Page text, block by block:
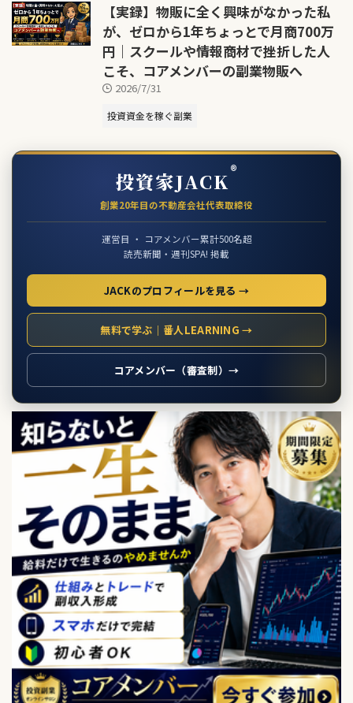
【実録】物販に全く興味がなかった私
が、ゼロから1年ちょっとで月商700万
円｜スクールや情報商材で挫折した人
こそ、コアメンバーの副業物販へ
2026/7/31
投資資金を稼ぐ副業
投資家JACK®
創業20年目の不動産会社代表取締役
運営目 ・ コアメンバー累計500名超
読売新聞・週刊SPA! 掲載
JACKのプロフィールを見る →
無料で学ぶ｜番人LEARNING →
コアメンバー（審査制）→